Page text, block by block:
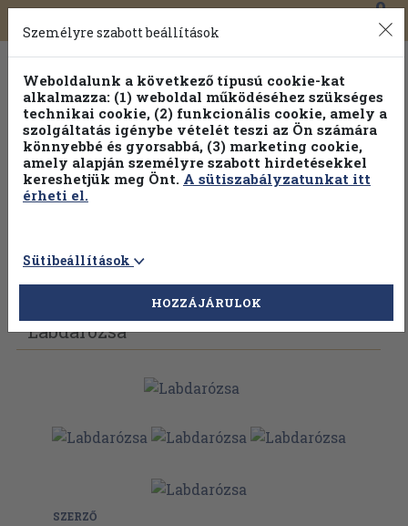
Toggle
navigation
0
Vissza az előző oldalra Válasszon példányt
Labdarózsa
SZERZŐ
Személyre szabott beállítások
Weboldalunk a következő típusú cookie-kat
alkalmazza: (1) weboldal működéséhez szükséges
technikai cookie, (2) funkcionális cookie, amely a
szolgáltatás igénybe vételét teszi az Ön számára
könnyebbé és gyorsabbá, (3) marketing cookie,
amely alapján személyre szabott hirdetésekkel
kereshetjük meg Önt. A sütiszabályzatunkat itt
érheti el.
Sütibeállítások
HOZZÁJÁRULOK